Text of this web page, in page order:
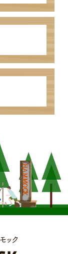
ック